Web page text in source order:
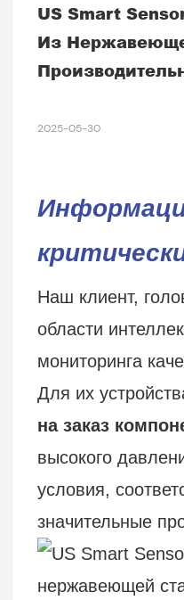
US Smart
Из
2025-05-30
Наш клиент,
области
мониторинга
Для их
на заказ
высокого
условия,
значительные